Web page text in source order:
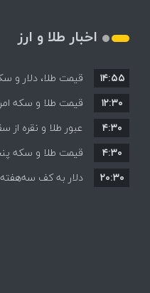
اخبار طلا و ارز
افزایش قیمت ها +
۱۴:۵۵
قیمت ها بر مدار
۱۲:۳۰
عبور طلا و نقره
۴:۳۰
قیمت طلا و سکه پنجشنبه
۴:۳۰
دلار به کف
۲۰:۳۰